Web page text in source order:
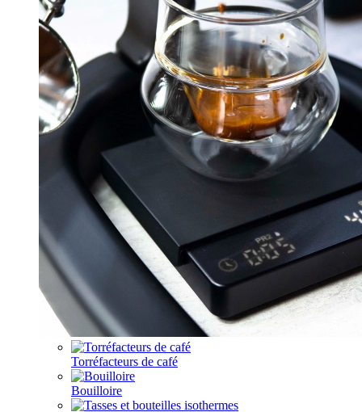
Torréfacteurs de café
Bouilloire